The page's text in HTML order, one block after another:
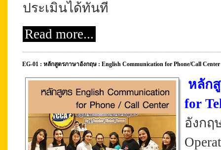
ประเมินได้ทันที
Read more...
EG-01 : หลักสูตรภาษาอังกฤษ : English Communication for Phone/Call Center
หลัก
for
อังกฤ